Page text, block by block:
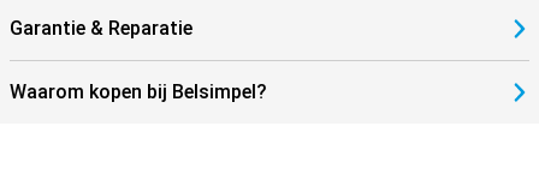
Garantie & Reparatie
Waarom kopen bij Belsimpel?